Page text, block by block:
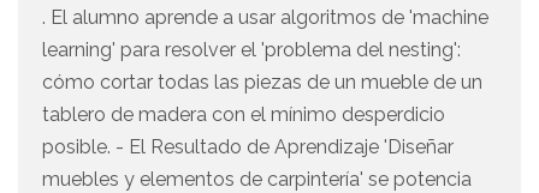
. El alumno aprende a usar algoritmos de 'machine
learning' para resolver el 'problema del nesting':
cómo cortar todas las piezas de un mueble de un
tablero de madera con el mínimo desperdicio
posible. - El Resultado de Aprendizaje 'Diseñar
muebles y elementos de carpintería' se potencia